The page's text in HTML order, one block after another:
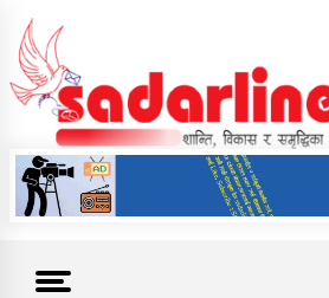
content
News For Nepal